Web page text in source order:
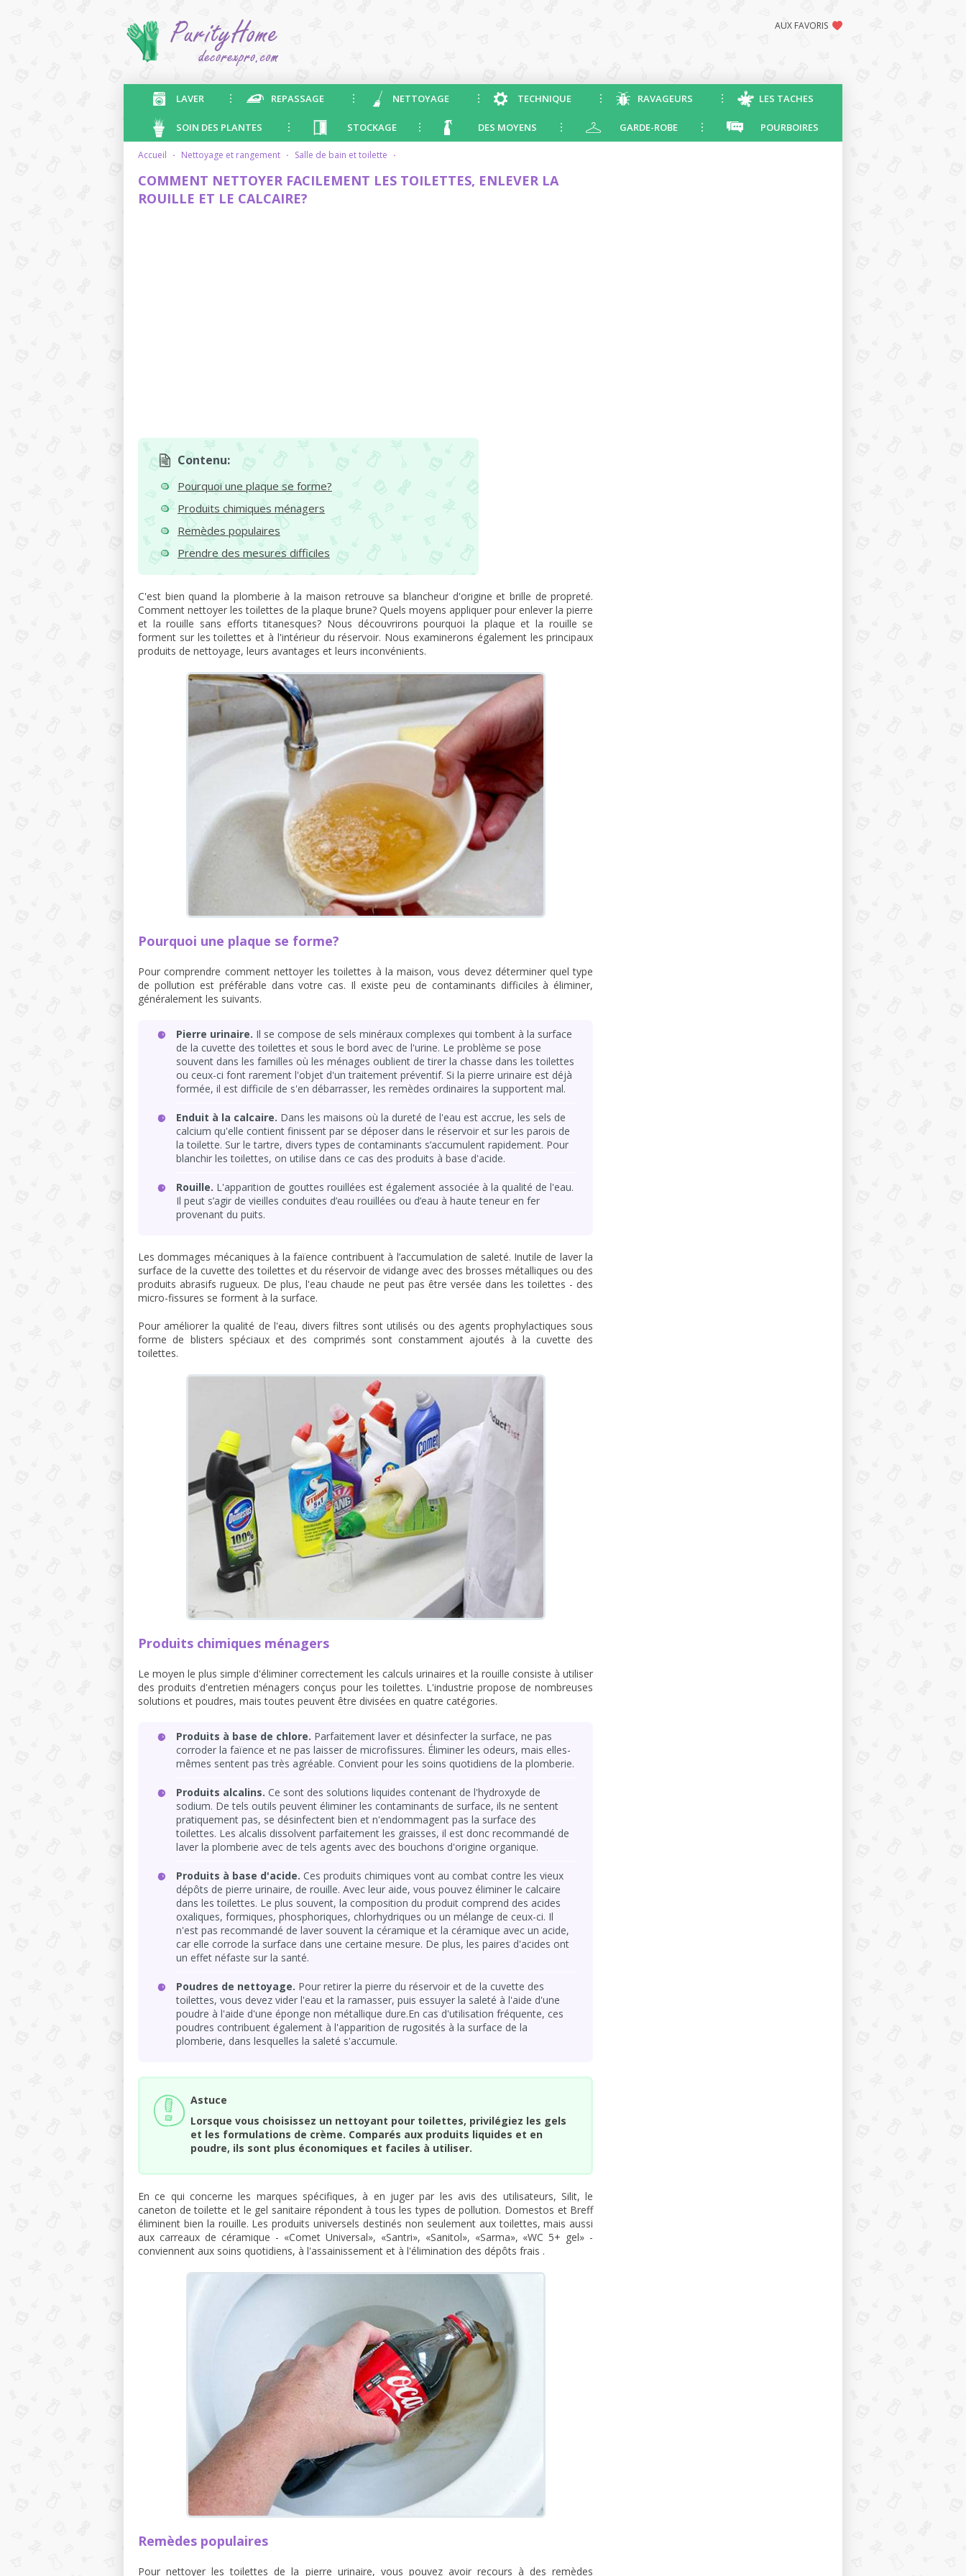
AUX FAVORIS
LAVER REPASSAGE NETTOYAGE TECHNIQUE RAVAGEURS LES TACHES
SOIN DES PLANTES STOCKAGE DES MOYENS GARDE-ROBE POURBOIRES
accueil · nettoyage et rangement · salle de bain et toilette ·
COMMENT NETTOYER FACILEMENT LES TOILETTES, ENLEVER LA
ROUILLE ET LE CALCAIRE?
Contenu:
Pourquoi une plaque se forme?
Produits chimiques ménagers
Remèdes populaires
Prendre des mesures difficiles
C'est bien quand la plomberie à la maison retrouve sa blancheur d'origine et brille de propreté.
Comment nettoyer les toilettes de la plaque brune? Quels moyens appliquer pour enlever la pierre
et la rouille sans efforts titanesques? Nous découvrirons pourquoi la plaque et la rouille se
forment sur les toilettes et à l'intérieur du réservoir. Nous examinerons également les principaux
produits de nettoyage, leurs avantages et leurs inconvénients.
Pourquoi une plaque se forme?
Pour comprendre comment nettoyer les toilettes à la maison, vous devez déterminer quel type
de pollution est préférable dans votre cas. Il existe peu de contaminants difficiles à éliminer,
généralement les suivants.
Pierre urinaire. Il se compose de sels minéraux complexes qui tombent à la surface
de la cuvette des toilettes et sous le bord avec de l'urine. Le problème se pose
souvent dans les familles où les ménages oublient de tirer la chasse dans les toilettes
ou ceux-ci font rarement l'objet d'un traitement préventif. Si la pierre urinaire est déjà
formée, il est difficile de s'en débarrasser, les remèdes ordinaires la supportent mal.
Enduit à la calcaire. Dans les maisons où la dureté de l'eau est accrue, les sels de
calcium qu'elle contient finissent par se déposer dans le réservoir et sur les parois de
la toilette. Sur le tartre, divers types de contaminants s’accumulent rapidement. Pour
blanchir les toilettes, on utilise dans ce cas des produits à base d'acide.
Rouille. L'apparition de gouttes rouillées est également associée à la qualité de l'eau.
Il peut s’agir de vieilles conduites d’eau rouillées ou d’eau à haute teneur en fer
provenant du puits.
Les dommages mécaniques à la faïence contribuent à l’accumulation de saleté. Inutile de laver la
surface de la cuvette des toilettes et du réservoir de vidange avec des brosses métalliques ou des
produits abrasifs rugueux. De plus, l'eau chaude ne peut pas être versée dans les toilettes - des
micro-fissures se forment à la surface.
Pour améliorer la qualité de l'eau, divers filtres sont utilisés ou des agents prophylactiques sous
forme de blisters spéciaux et des comprimés sont constamment ajoutés à la cuvette des
toilettes.
Produits chimiques ménagers
Le moyen le plus simple d'éliminer correctement les calculs urinaires et la rouille consiste à utiliser
des produits d'entretien ménagers conçus pour les toilettes. L'industrie propose de nombreuses
solutions et poudres, mais toutes peuvent être divisées en quatre catégories.
Produits à base de chlore. Parfaitement laver et désinfecter la surface, ne pas
corroder la faïence et ne pas laisser de microfissures. Éliminer les odeurs, mais elles-
mêmes sentent pas très agréable. Convient pour les soins quotidiens de la plomberie.
Produits alcalins. Ce sont des solutions liquides contenant de l'hydroxyde de
sodium. De tels outils peuvent éliminer les contaminants de surface, ils ne sentent
pratiquement pas, se désinfectent bien et n'endommagent pas la surface des
toilettes. Les alcalis dissolvent parfaitement les graisses, il est donc recommandé de
laver la plomberie avec de tels agents avec des bouchons d'origine organique.
Produits à base d'acide. Ces produits chimiques vont au combat contre les vieux
dépôts de pierre urinaire, de rouille. Avec leur aide, vous pouvez éliminer le calcaire
dans les toilettes. Le plus souvent, la composition du produit comprend des acides
oxaliques, formiques, phosphoriques, chlorhydriques ou un mélange de ceux-ci. Il
n'est pas recommandé de laver souvent la céramique et la céramique avec un acide,
car elle corrode la surface dans une certaine mesure. De plus, les paires d'acides ont
un effet néfaste sur la santé.
Poudres de nettoyage. Pour retirer la pierre du réservoir et de la cuvette des
toilettes, vous devez vider l'eau et la ramasser, puis essuyer la saleté à l'aide d'une
poudre à l'aide d'une éponge non métallique dure.En cas d'utilisation fréquente, ces
poudres contribuent également à l'apparition de rugosités à la surface de la
plomberie, dans lesquelles la saleté s'accumule.
Astuce
Lorsque vous choisissez un nettoyant pour toilettes, privilégiez les gels
et les formulations de crème. Comparés aux produits liquides et en
poudre, ils sont plus économiques et faciles à utiliser.
En ce qui concerne les marques spécifiques, à en juger par les avis des utilisateurs, Silit, le
caneton de toilette et le gel sanitaire répondent à tous les types de pollution. Domestos et Breff
éliminent bien la rouille. Les produits universels destinés non seulement aux toilettes, mais aussi
aux carreaux de céramique - «Comet Universal», «Santri», «Sanitol», «Sarma», «WC 5+ gel» -
conviennent aux soins quotidiens, à l'assainissement et à l'élimination des dépôts frais .
Remèdes populaires
Pour nettoyer les toilettes de la pierre urinaire, vous pouvez avoir recours à des remèdes